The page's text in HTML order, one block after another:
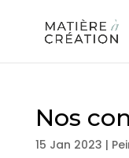
Nos
15 Jan 2023 |